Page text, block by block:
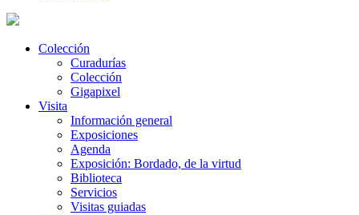
Colección
Curadurías
Colección
Gigapixel
Visita
Información general
Exposiciones
Agenda
Exposición: Bordado, de la virtud
Biblioteca
Servicios
Visitas guiadas